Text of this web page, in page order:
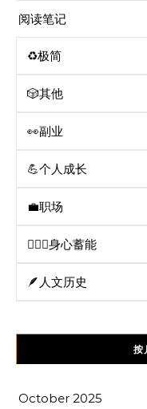
阅读笔记
♻️极简
🎲其他
👀副业
💪个人成长
💼职场
🧘🏻‍♀️身心蓄能
🪶人文历史
按
October 2025